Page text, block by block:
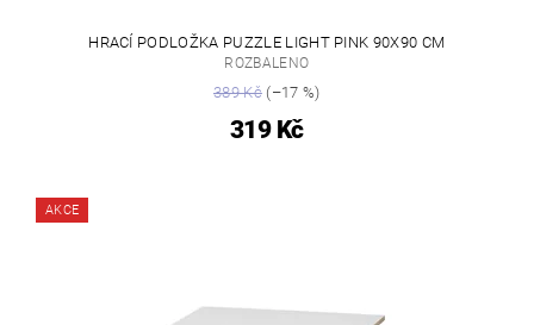
HRACÍ PODLOŽKA PUZZLE LIGHT PINK 90X90 CM
ROZBALENO
389 Kč(–17 %)
319 Kč
AKCE